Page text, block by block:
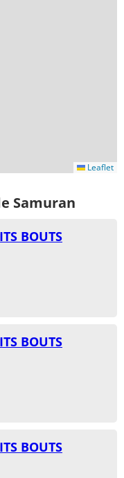
Leaflet
Samuran
BOUTS
BOUTS
BOUTS